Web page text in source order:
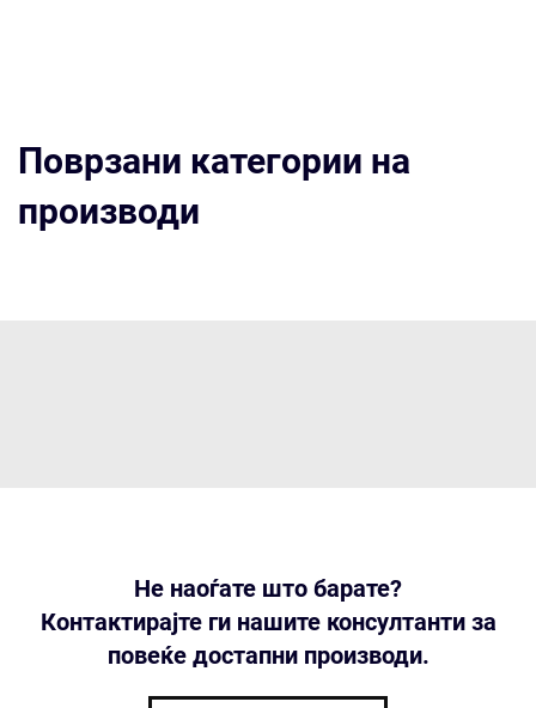
Поврзани категории на
производи
Не наоѓате што барате?
Контактирајте ги нашите консултанти за
повеќе достапни производи.